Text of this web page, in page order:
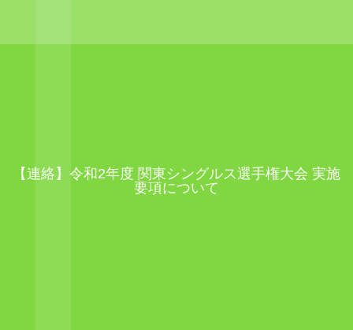
【連絡】令和2年度 関東シングルス選手権大会 実施
要項について